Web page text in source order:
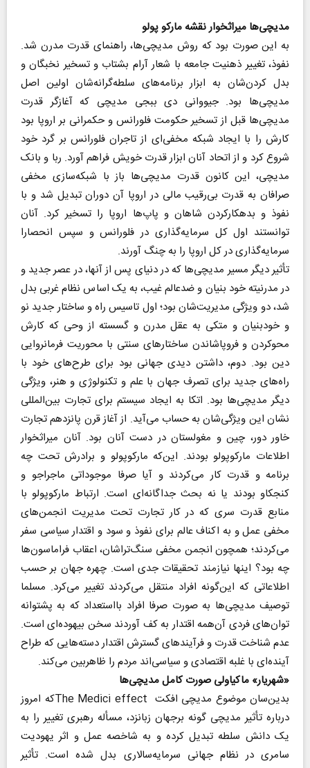
مدیچی‌ها میراثخوار نقشه مارکو پولو
به این صورت بود که روش مدیچی‌ها، راهنمای قدرت مدرن شد.
نفوذ، تغییر ذهنیت جامعه با شعار آرام بشتاب و تسخیر نخبگان و
بدل کردن‌شان به ابزار برنامه‌های سلطه‌گرانه‌شان اولین اصل
مدیچی‌ها بود. جیووانی دی ببجی مدیچی که آغازگر قدرت
مدیچی‌ها قبل از تسخیر حکومت فلورانس و حکمرانی بر اروپا بود
کارش را با ایجاد شبکه مخفی‌ای از تاجران فلورانس بر گرد خود
شروع کرد و از اتحاد آنان ابزار قدرت خویش فراهم آورد. ربا و بانک
مدیچی، این کانون قدرت مدیچی‌ها باز با شبکه‌سازی مخفی
صرافان به قدرت بی‌رقیب مالی در اروپا آن دوران تبدیل شد و با
نفوذ و بدهکار‌کردن شاهان و پاپ‌ها اروپا را تسخیر کرد. آنان
توانستند اول کل سرمایه‌گذاری در فلورانس و سپس انحصارا
سرمایه‌گذاری در کل اروپا را به چنگ آورند.
تأثیر دیگر مسیر مدیچی‌ها که در دنیای پس از آنها، در عصر جدید و
در مدرنیته خود بنیان و ضدعالم غیب، به یک اساس نظام غربی بدل
شد، دو ویژگی مدیریت‌شان بود؛ اول تاسیس راه و ساختار جدید نو
و خود‌بنیان و متکی به عقل مدرن و گسسته از وحی که کارش
محو‌کردن و فروپاشاندن ساختارهای سنتی با محوریت فرمانروایی
دین بود. دوم، داشتن دیدی جهانی بود برای طرح‌های خود با
راه‌های جدید برای تصرف جهان با علم و تکنولوژی و هنر، ویژگی
دیگر مدیچی‌ها بود. اتکا به ایجاد سیستم برای تجارت بین‌المللی
نشان این ویژگی‌شان به حساب می‌آید. از آغاز قرن پانزدهم تجارت
خاور دور، چین و مغولستان در دست آنان بود. آنان میراثخوار
اطلاعات مارکوپولو بودند. این‌که مارکوپولو و برادرش تحت چه
برنامه و قدرت کار می‌کردند و آیا صرفا موجوداتی ماجراجو و
کنجکاو بودند یا نه بحث جداگانه‌ای است. ارتباط مارکوپولو با
منابع قدرت سری که در کار تجارت تحت مدیریت انجمن‌های
مخفی عمل و به اکناف عالم برای نفوذ و سود و اقتدار سیاسی سفر
می‌کردند؛ همچون انجمن مخفی سنگ‌تراشان، اعقاب فراماسون‌ها
چه بود؟ اینها نیازمند تحقیقات جدی است. چهره جهان بر حسب
اطلاعاتی که این‌گونه افراد منتقل می‌کردند تغییر می‌کرد. مسلما
توصیف مدیچی‌ها به صورت صرفا افراد با‌استعداد که به پشتوانه
توان‌های فردی آن‌همه اقتدار به کف آوردند سخن بیهوده‌ای است.
عدم شناخت قدرت و فرآیندهای گسترش اقتدار دسته‌هایی که طراح
آینده‌ای با غلبه اقتصادی و سیاسی‌اند مردم را ظاهربین می‌کند.
«شهریار» ماکیاولی صورت کامل مدیچی‌ها
بدین‌سان موضوع مدیچی افکت The Medici effectکه امروز
درباره تأثیر مدیچی گونه برجهان زبانزد، مسأله رهبری تغییر را به
یک دانش سلطه تبدیل کرده و به شاخصه عمل و اثر یهودیت
سامری در نظام جهانی سرمایه‌سالاری بدل شده است. تأثیر